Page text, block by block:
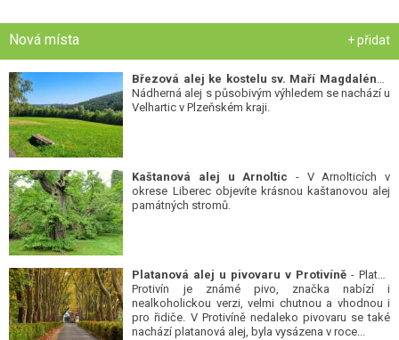
Nová místa + přidat
Nádherná alej s působivým výhledem se nachází u
Velhartic v Plzeňském kraji.
Kaštanová alej u Arnoltic - V Arnolticích v
okrese Liberec objevíte krásnou kaštanovou alej
památných stromů.
Platanová alej u pivovaru v Protivíně - Platan
Protivín je známé pivo, značka nabízí i
nealkoholickou verzi, velmi chutnou a vhodnou i
pro řidiče. V Protivíně nedaleko pivovaru se také
nachází platanová alej, byla vysázena v roce...